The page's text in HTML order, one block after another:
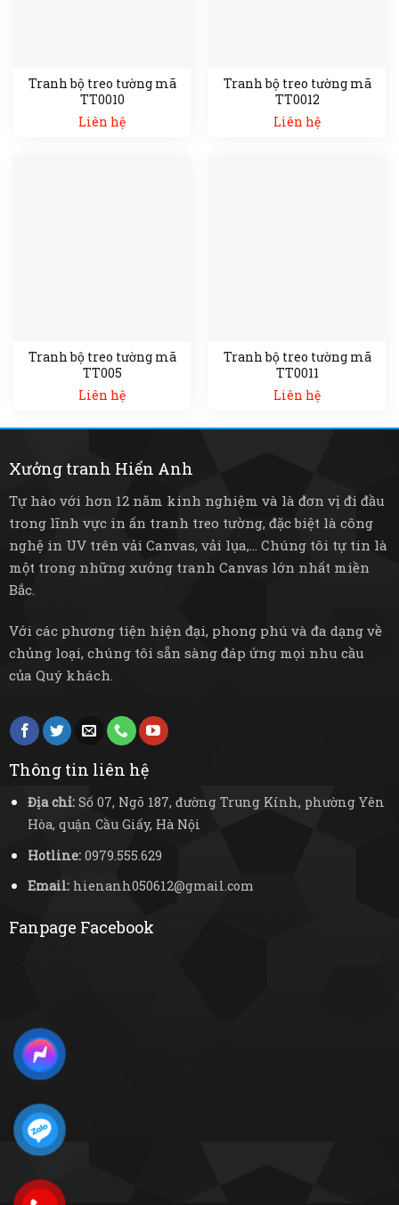
Tranh bộ treo tường mã
TT0010
Liên hệ
Tranh bộ treo tường mã
TT0012
Liên hệ
Tranh bộ treo tường mã
TT005
Liên hệ
Tranh bộ treo tường mã
TT0011
Liên hệ
Xưởng tranh Hiển Anh
Tự hào với hơn 12 năm kinh nghiệm và là đơn vị đi đầu
trong lĩnh vực in ấn tranh treo tường, đặc biệt là công
nghệ in UV trên vải Canvas, vải lụa,... Chúng tôi tự tin là
một trong những xưởng tranh Canvas lớn nhất miền
Bắc.
Với các phương tiện hiện đại, phong phú và đa dạng về
chủng loại, chúng tôi sẵn sàng đáp ứng mọi nhu cầu
của Quý khách.
Thông tin liên hệ
Địa chỉ:Số 07, Ngõ 187, đường Trung Kính, phường Yên
Hòa, quận Cầu Giấy, Hà Nội
Hotline:0979.555.629
Email:hienanh050612@gmail.com
Fanpage Facebook